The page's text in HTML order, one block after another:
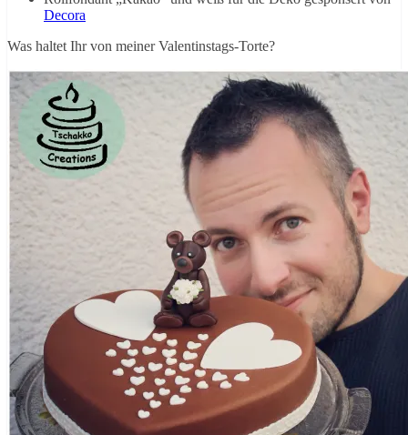
Decora
Was haltet Ihr von meiner Valentinstags-Torte?